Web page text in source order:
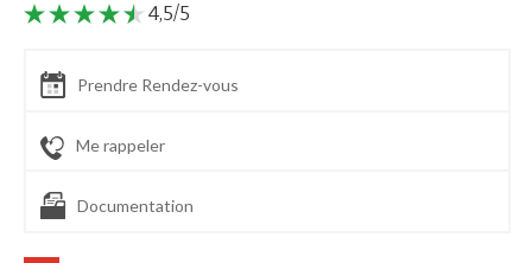
4,5/5
Prendre Rendez-vous
Me rappeler
Documentation